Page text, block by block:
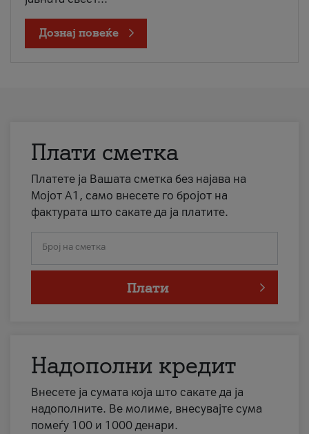
Дознај повеќе
Плати сметка
Платете ја Вашата сметка без најава на
Мојот А1, само внесете го бројот на
фактурата што сакате да ја платите.
Број на сметка
Плати
Надополни кредит
Внесете ја сумата која што сакате да ја
надополните. Ве молиме, внесувајте сума
помеѓу 100 и 1000 денари.